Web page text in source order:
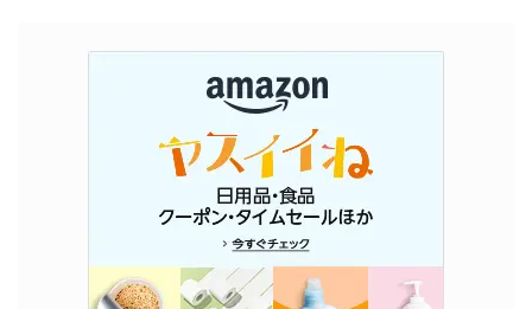
クリアクーラー
FRUITZER (フルーツァー）
濃いめのレモンサワー
三ツ星グレフルサワー
99.99（フォーナイン）
レモン・ザ・リッチ